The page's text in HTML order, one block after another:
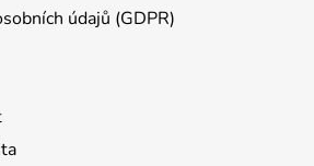
údajů (GDPR)